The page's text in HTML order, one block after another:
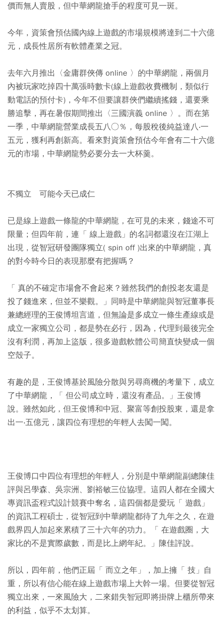
價而無人賣股，但中華網龍搶手的程度可見一斑。
今年，資策會預估國內線上遊戲的市場規模將達到二十六億
元，成長性居所有軟體產業之冠。
去年六月推出〈金庸群俠傳 online 〉的中華網龍，兩個月
內被玩家吃掉四十萬張時數卡(線上遊戲收費機制，類似行
動電話的預付卡)，今年不但要讓群俠們繼續搖錢，還要乘
勝追擊，再在暑假期間推出〈三國演義 online 〉。而在第
一季，中華網龍營業成長五八○％，每股稅後純益達八‧一
五元，獲利再創新高。看來對資策會預估今年會有二十六億
元的市場，中華網龍勢必要分去一大杯羹。
不獨立 可能今天已成仁
已是線上遊戲一條龍的中華網龍，在可見的未來，錢途不可
限量；但四年前，連「 線上遊戲」的名詞都還沒在江湖上
出現，從智冠研發團隊獨立( spin off )出來的中華網龍，真
的對今時今日的表現那麼有把握嗎？
「 真的不確定市場會不會起來？雖然我們的創投老友還是
投了錢進來，但並不樂觀。」同時是中華網龍與智冠董事長
兼總經理的王俊博坦言道，但無論是多成立一條生產線或是
成立一家獨立公司，都是勢在必行，因為，代理到最後完全
沒有利潤，再加上盜版，很多遊戲軟體公司簡直快變成一個
空殼子。
有趣的是，王俊博基於風險分散與另尋商機的考量下，成立
了中華網龍，「 但公司成立時，還沒有產品。」王俊博
說。雖然如此，但王俊博和中冠、聚富等創投股東，還是拿
出一‧五億元，讓四位有理想的年輕人去闖一闖。
王俊博口中四位有理想的年輕人，分別是中華網龍副總陳佳
評與呂學森、吳宗洲、劉裕敏三位協理。這四人都在全國大
專資訊盃程式設計競賽中奪名，這四個都是愛玩「 遊戲」
的資訊工程碩士，從智冠到中華網龍都待了九年之久，在遊
戲界四人加起來累積了三十六年的功力。「 在遊戲圈，大
家比的不是實際歲數，而是比上網年紀。」陳佳評說。
所以，四年前，他們正屆「 而立之年」，加上擁「 技」自
重，所以有信心能在線上遊戲市場上大幹一場。但要從智冠
獨立出來，一來風險大，二來錯失智冠即將掛牌上櫃所帶來
的利益，似乎不太划算。